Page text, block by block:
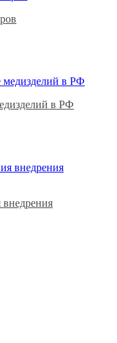
в РФ
внедрения